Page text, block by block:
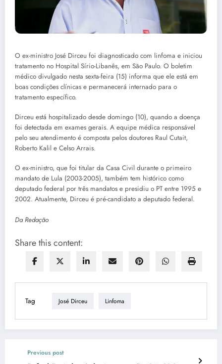
O ex-ministro José Dirceu foi diagnosticado com linfoma e iniciou
tratamento no Hospital Sírio-Libanês, em São Paulo. O boletim
médico divulgado nesta sexta-feira (15) informa que ele está em
boas condições clínicas e permanecerá internado para o
tratamento específico.
Dirceu está hospitalizado desde domingo (10), quando a doença
foi detectada em exames gerais. A equipe médica responsável
pelo seu atendimento é composta pelos doutores Raul Cutait,
Roberto Kalil e Celso Arrais.
O ex-ministro, que foi titular da Casa Civil durante o primeiro
mandato de Lula (2003-2005), também tem histórico como
deputado federal por três mandatos e presidiu o PT entre 1995 e
2002. Atualmente, Dirceu é pré-candidato a deputado federal.
Da Redação
Share this content:
Tag José Dirceu Linfoma
Previous post